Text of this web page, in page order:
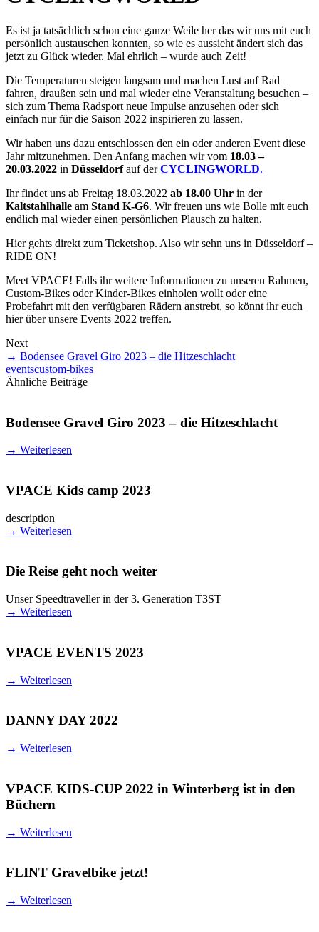
Es ist ja tatsächlich schon eine ganze Weile her das wir uns mit euch
persönlich austauschen konnten, so wie es aussieht ändert sich das
jetzt zu Glück wieder. Mal ehrlich – wurde auch Zeit!
Die Temperaturen steigen langsam und machen Lust auf Rad
fahren, draußen sein und mal wieder eine Veranstaltung besuchen –
sich zum Thema Radsport neue Impulse anzusehen oder sich
einfach nur für die Saison 2022 inspirieren zu lassen.
Wir haben uns dazu entschlossen den ein oder anderen Event diese
Jahr mitzunehmen. Den Anfang machen wir vom 18.03 –
20.03.2022 in Düsseldorfauf derCYCLINGWORLD.
Ihr findet uns ab Freitag 18.03.2022 ab 18.00 Uhr in der
Kaltstahlhalle am Stand K-G6. Wir freuen uns wie Bolle mit euch
endlich mal wieder einen persönlichen Plausch zu halten.
Hier gehts direkt zum Ticketshop. Also wir sehn uns in Düsseldorf –
RIDE ON!
Meet VPACE! Falls ihr weitere Informationen zu unseren Rahmen,
Custom-Bikes oder Kinder-Bikes einholen wollt oder eine
Probefahrt mit den verfügbaren Rädern anstrebt, so könnt ihr euch
hier über unsere Events 2022 treffen.
Next
→ Bodensee Gravel Giro 2023 – die Hitzeschlacht
eventscustom-bikes
Ähnliche Beiträge
Bodensee Gravel Giro 2023 – die Hitzeschlacht
→ Weiterlesen
VPACE Kids camp 2023
description
→ Weiterlesen
Die Reise geht noch weiter
Unser Speedtraveller in der 3. Generation T3ST
→ Weiterlesen
VPACE EVENTS 2023
→ Weiterlesen
DANNY DAY 2022
→ Weiterlesen
VPACE KIDS-CUP 2022 in Winterberg ist in den
Büchern
→ Weiterlesen
FLINT Gravelbike jetzt!
→ Weiterlesen